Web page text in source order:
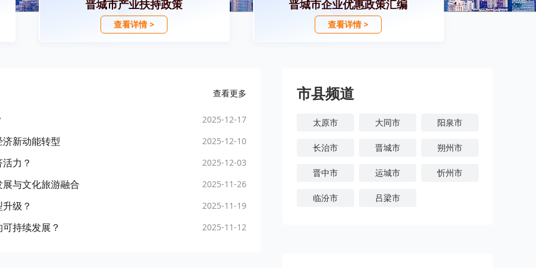
晋城市产业扶持政策
查看详情 >
晋城市企业优惠政策汇编
查看详情 >
查看更多
2025-12-17
新动能转型 2025-12-10
力？ 2025-12-03
与文化旅游融合 2025-11-26
级？ 2025-11-19
持续发展？ 2025-11-12
市县频道
太原市 大同市 阳泉市
长治市 晋城市 朔州市
晋中市 运城市 忻州市
临汾市 吕梁市